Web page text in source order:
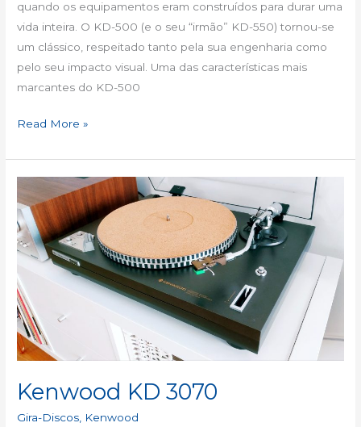
quando os equipamentos eram construídos para durar uma
vida inteira. O KD-500 (e o seu “irmão” KD-550) tornou-se
um clássico, respeitado tanto pela sua engenharia como
pelo seu impacto visual. Uma das características mais
marcantes do KD-500
Read More »
Kenwood KD 3070
Gira-Discos, Kenwood
Kenwood
KD
3070